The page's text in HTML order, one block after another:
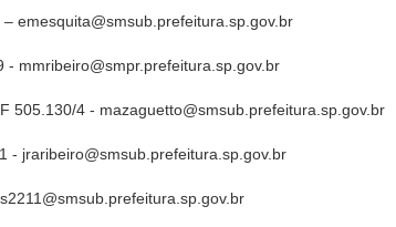
emesquita@smsub.prefeitura.sp.gov.br
mmribeiro@smpr.prefeitura.sp.gov.br
505.130/4 - mazaguetto@smsub.prefeitura.sp.gov.br
- jraribeiro@smsub.prefeitura.sp.gov.br